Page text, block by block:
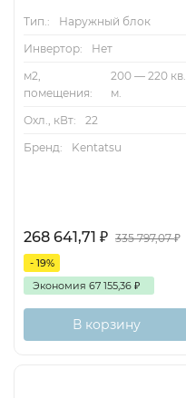
Тип.:
Наружный блок
Инвертор:
Нет
м2,
помещения:
200 — 220 кв.
м.
Охл., кВт:
22
Бренд:
Kentatsu
268 641,71 ₽ 335 797,07₽
- 19%
Экономия 67 155,36 ₽
В корзину